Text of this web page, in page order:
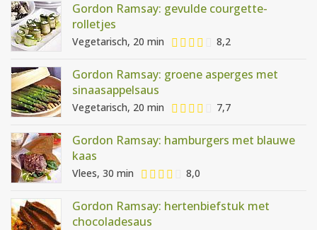
Gordon Ramsay: gevulde courgette-
rolletjes
Vegetarisch, 20 min 8,2
Gordon Ramsay: groene asperges met
sinaasappelsaus
Vegetarisch, 20 min 7,7
Gordon Ramsay: hamburgers met blauwe
kaas
Vlees, 30 min 8,0
Gordon Ramsay: hertenbiefstuk met
chocoladesaus